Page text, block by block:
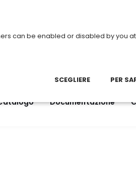
TDI switches to
Documentazione
can be enabled or disabled by you
SCEGLIERE PER